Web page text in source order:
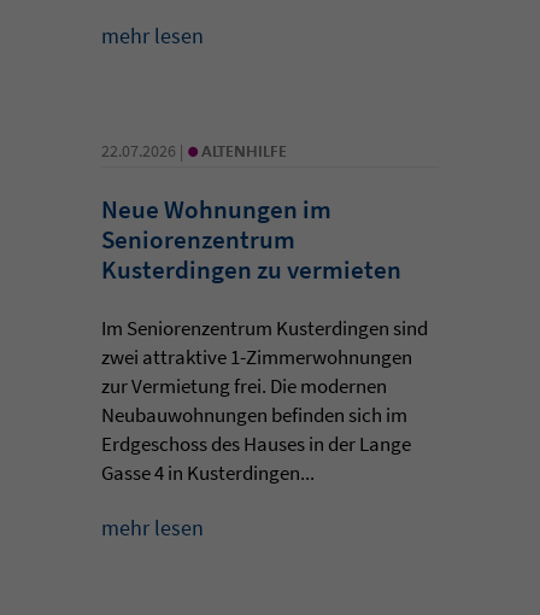
mehr lesen
22.07.2026 | • ALTENHILFE
Neue Wohnungen im
Seniorenzentrum
Kusterdingen zu vermieten
Im Seniorenzentrum Kusterdingen sind
zwei attraktive 1-Zimmerwohnungen
zur Vermietung frei. Die modernen
Neubauwohnungen befinden sich im
Erdgeschoss des Hauses in der Lange
Gasse 4 in Kusterdingen...
mehr lesen